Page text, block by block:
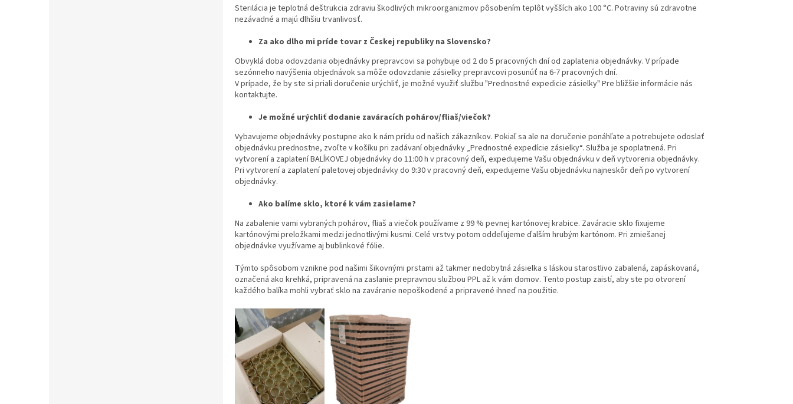
Sterilácia je teplotná deštrukcia zdraviu škodlivých mikroorganizmov pôsobením teplôt vyšších ako 100 °C. Potraviny sú zdravotne
nezávadné a majú dlhšiu trvanlivosť.
Za ako dlho mi príde tovar z Českej republiky na Slovensko?
Obvyklá doba odovzdania objednávky prepravcovi sa pohybuje od 2 do 5 pracovných dní od zaplatenia objednávky. V prípade
sezónneho navýšenia objednávok sa môže odovzdanie zásielky prepravcovi posunúť na 6-7 pracovných dní.
V prípade, že by ste si priali doručenie urýchliť, je možné využiť službu "Prednostné expedicie zásielky" Pre bližšie informácie nás
kontaktujte.
Je možné urýchliť dodanie zaváracích pohárov/fliaš/viečok?
Vybavujeme objednávky postupne ako k nám prídu od našich zákazníkov. Pokiaľ sa ale na doručenie ponáhľate a potrebujete odoslať
objednávku prednostne, zvoľte v košíku pri zadávaní objednávky „Prednostné expedície zásielky“. Služba je spoplatnená. Pri
vytvorení a zaplatení BALÍKOVEJ objednávky do 11:00 h v pracovný deň, expedujeme Vašu objednávku v deň vytvorenia objednávky.
Pri vytvorení a zaplatení paletovej objednávky do 9:30 v pracovný deň, expedujeme Vašu objednávku najneskôr deň po vytvorení
objednávky.
Ako balíme sklo, ktoré k vám zasielame?
Na zabalenie vami vybraných pohárov, fliaš a viečok používame z 99 % pevnej kartónovej krabice. Zaváracie sklo fixujeme
kartónovými preložkami medzi jednotlivými kusmi. Celé vrstvy potom oddeľujeme ďalším hrubým kartónom. Pri zmiešanej
objednávke využívame aj bublinkové fólie.
Týmto spôsobom vznikne pod našimi šikovnými prstami až takmer nedobytná zásielka s láskou starostlivo zabalená, zapáskovaná,
označená ako krehká, pripravená na zaslanie prepravnou službou PPL až k vám domov. Tento postup zaistí, aby ste po otvorení
každého balíka mohli vybrať sklo na zaváranie nepoškodené a pripravené ihneď na použitie.